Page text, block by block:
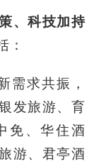
、科技加持
：
需求共振，
发旅游、育
免、华住酒
游、君亭酒